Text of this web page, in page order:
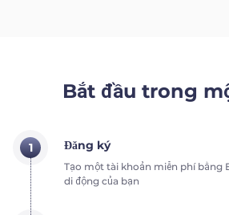
Bắt đầu trong
1 Đăng ký
Tạo một tài khoản miễn phí bằng
di động của bạn